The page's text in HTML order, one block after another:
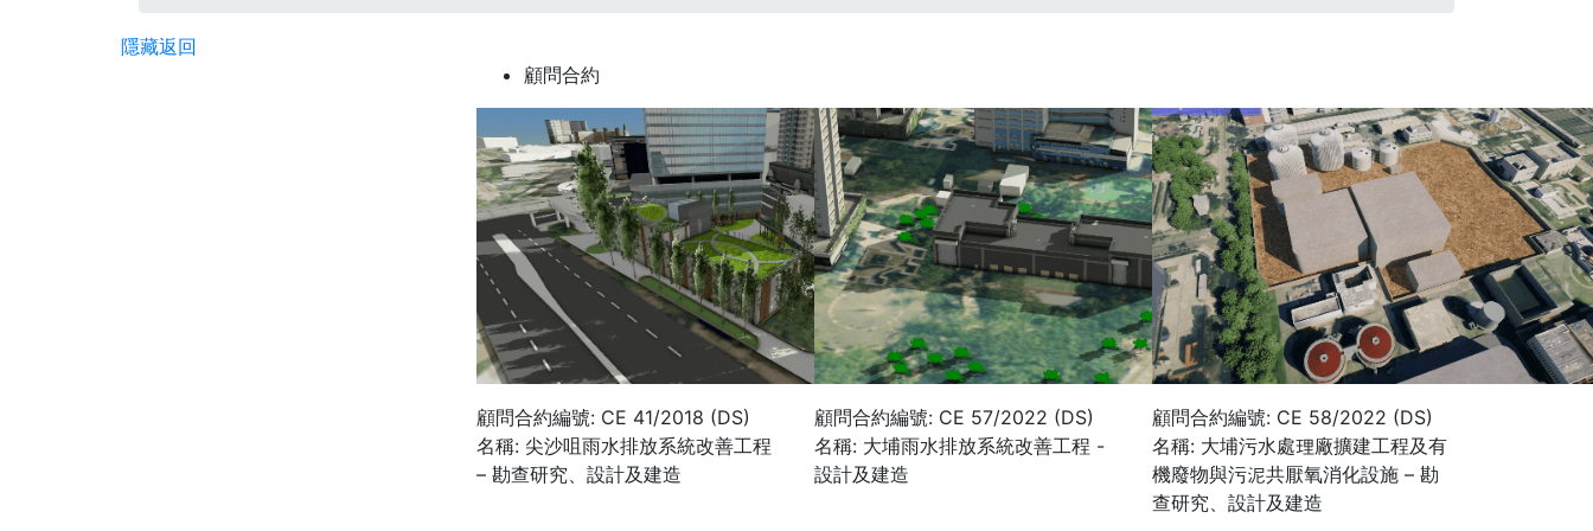
隱藏返回
顧問合約
顧問合約編號: CE 41/2018 (DS)
名稱: 尖沙咀雨水排放系統改善工程
– 勘查研究、設計及建造
顧問合約編號: CE 57/2022 (DS)
名稱: 大埔雨水排放系統改善工程 -
設計及建造
顧問合約編號: CE 58/2022 (DS)
名稱: 大埔污水處理廠擴建工程及有
機廢物與污泥共厭氧消化設施 – 勘
查研究、設計及建造